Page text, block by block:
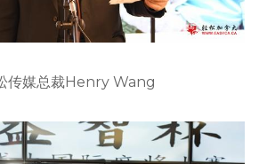
传媒总裁Henry Wang